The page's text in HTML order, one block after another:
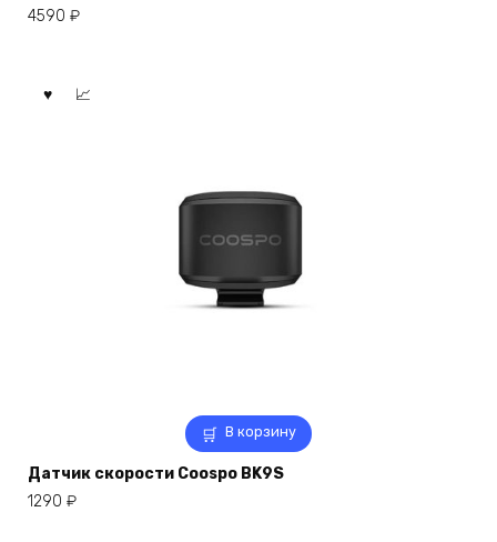
4590 ₽
В корзину
Датчик скорости Coospo BK9S
1290 ₽